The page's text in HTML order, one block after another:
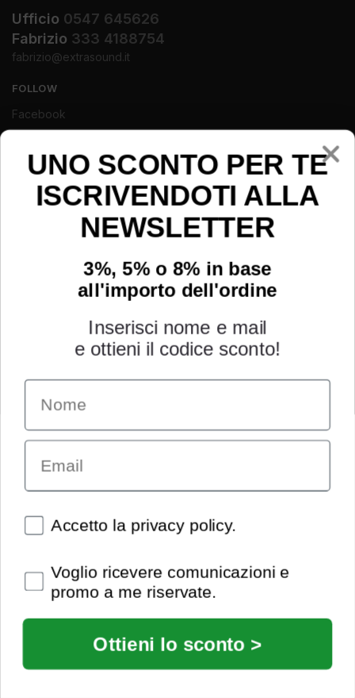
Ufficio 0547 645626
Fabrizio 333 4188754
fabrizio@extrasound.it
FOLLOW
Facebook
Instagram
Youtube
INFORMAZIONI
Chi siamo
Garanzia
Richiesta assistenza tecnica
Pagamenti e spedizioni
Utilizzo dei cookies
Recedi dal contratto
UNO SCONTO PER TE
ISCRIVENDOTI ALLA
NEWSLETTER
3%, 5% o 8% in base
all'importo dell'ordine
Inserisci nome e mail
e ottieni il codice sconto!
Name
Email
Spunte obbligatorie
Accetto la privacy policy.
Spunte obbligatorie
Voglio ricevere comunicazioni e
promo a me riservate.
Ottieni lo sconto >